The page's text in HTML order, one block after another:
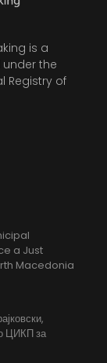
is a
the
Registry of
a Just
Macedonia
ЦИКП за